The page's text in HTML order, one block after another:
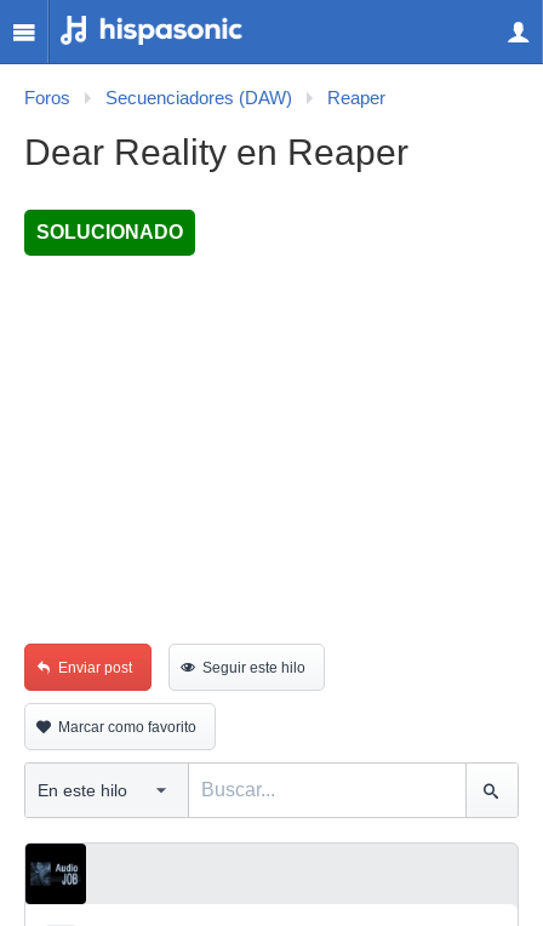
Foros Secuenciadores (DAW) Reaper
Dear Reality en Reaper
SOLUCIONADO
Enviar post Seguir este hilo
Marcar como favorito